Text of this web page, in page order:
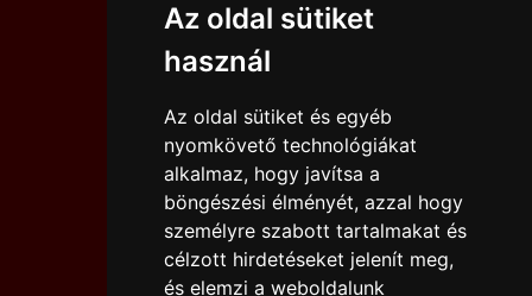
Az oldal sütiket
használ
Az oldal sütiket és egyéb
nyomkövető technológiákat
alkalmaz, hogy javítsa a
böngészési élményét, azzal hogy
személyre szabott tartalmakat és
célzott hirdetéseket jelenít meg,
és elemzi a weboldalunk